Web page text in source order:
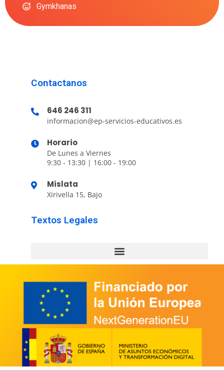
Gymkhanas
Contactanos
646 246 311
informacion@ep-servicios-educativos.es
Horario
De Lunes a Viernes
9:30 - 13:30 | 16:00 - 19:00
Mislata
Xirivella 15, Bajo
Textos Legales